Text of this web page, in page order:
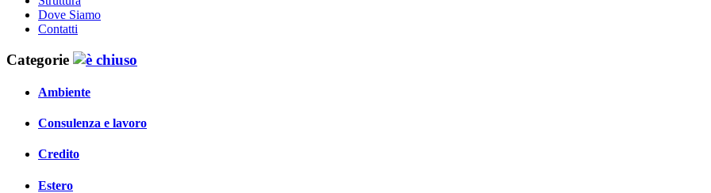
Dove Siamo
Contatti
Categorie
Ambiente
Consulenza e lavoro
Credito
Estero